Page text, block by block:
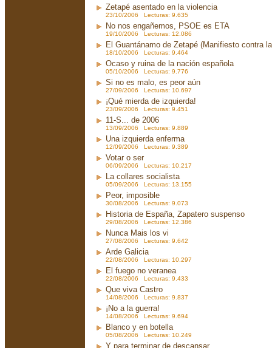
Zetapé asentado en la violencia
23/10/2006 Lecturas: 9.635
No nos engañemos, PSOE es ETA
19/10/2006 Lecturas: 12.086
El Guantánamo de Zetapé (Manifiesto contra
18/10/2006 Lecturas: 9.464
Ocaso y ruina de la nación española
05/10/2006 Lecturas: 9.776
Si no es malo, es peor aún
27/09/2006 Lecturas: 10.697
¡Qué mierda de izquierda!
23/09/2006 Lecturas: 9.451
11-S... de 2006
13/09/2006 Lecturas: 9.889
Una izquierda enferma
12/09/2006 Lecturas: 9.389
Votar o ser
06/09/2006 Lecturas: 10.217
La collares socialista
05/09/2006 Lecturas: 13.155
Peor, imposible
30/08/2006 Lecturas: 9.073
Historia de España, Zapatero suspenso
29/08/2006 Lecturas: 12.386
Nunca Mais los vi
27/08/2006 Lecturas: 9.642
Arde Galicia
22/08/2006 Lecturas: 10.297
El fuego no veranea
22/08/2006 Lecturas: 9.433
Que viva Castro
14/08/2006 Lecturas: 9.837
¡No a la guerra!
14/08/2006 Lecturas: 9.694
Blanco y en botella
05/08/2006 Lecturas: 10.249
Y para terminar de descansar...